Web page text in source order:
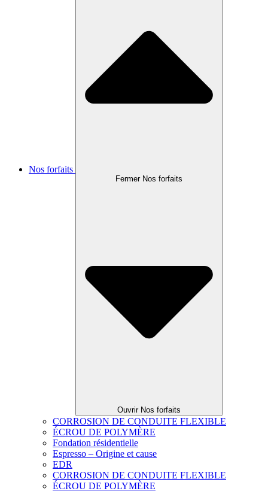
Nos forfaits
Fermer Nos forfaits
Ouvrir Nos forfaits
CORROSION DE CONDUITE FLEXIBLE
ÉCROU DE POLYMÈRE
Fondation résidentielle
Espresso – Origine et cause
EDR
CORROSION DE CONDUITE FLEXIBLE
ÉCROU DE POLYMÈRE